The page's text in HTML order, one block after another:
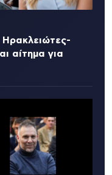
Ηρακλειώτες-
αίτημα για